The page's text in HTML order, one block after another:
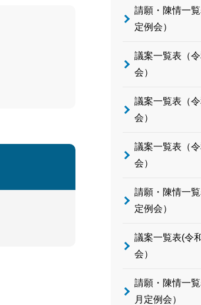
請願・陳情一
定例会）
議案一覧表（
会）
議案一覧表（
会）
議案一覧表（
会）
請願・陳情一
定例会）
議案一覧表(令
会）
請願・陳情一
月定例会）